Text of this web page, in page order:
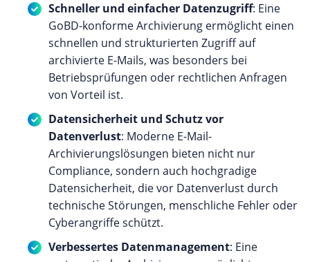
Schneller und einfacher Datenzugriff: Eine
GoBD-konforme Archivierung ermöglicht einen
schnellen und strukturierten Zugriff auf
archivierte E-Mails, was besonders bei
Betriebsprüfungen oder rechtlichen Anfragen
von Vorteil ist.
Datensicherheit und Schutz vor
Datenverlust: Moderne E-Mail-
Archivierungslösungen bieten nicht nur
Compliance, sondern auch hochgradige
Datensicherheit, die vor Datenverlust durch
technische Störungen, menschliche Fehler oder
Cyberangriffe schützt.
Verbessertes Datenmanagement: Eine